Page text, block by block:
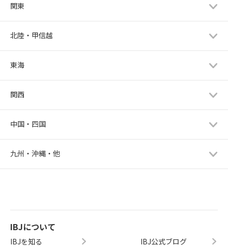
関東
北陸・甲信越
東海
関西
中国・四国
九州・沖縄・他
IBJについて
IBJを知る IBJ公式ブログ